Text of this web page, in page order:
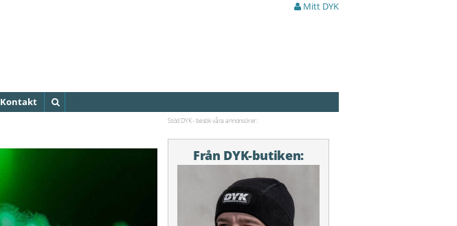
Mitt DYK
Kontakt
Stöd DYK - besök våra annonsörer:
Från DYK-butiken: